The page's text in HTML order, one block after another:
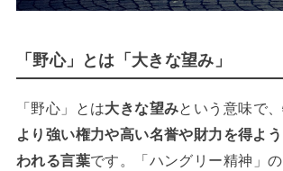
「野心」とは「大きな望み」
「野心」とは大きな望みという意味で
より強い権力や高い名誉や財力を得よ
われる言葉です。「ハングリー精神」